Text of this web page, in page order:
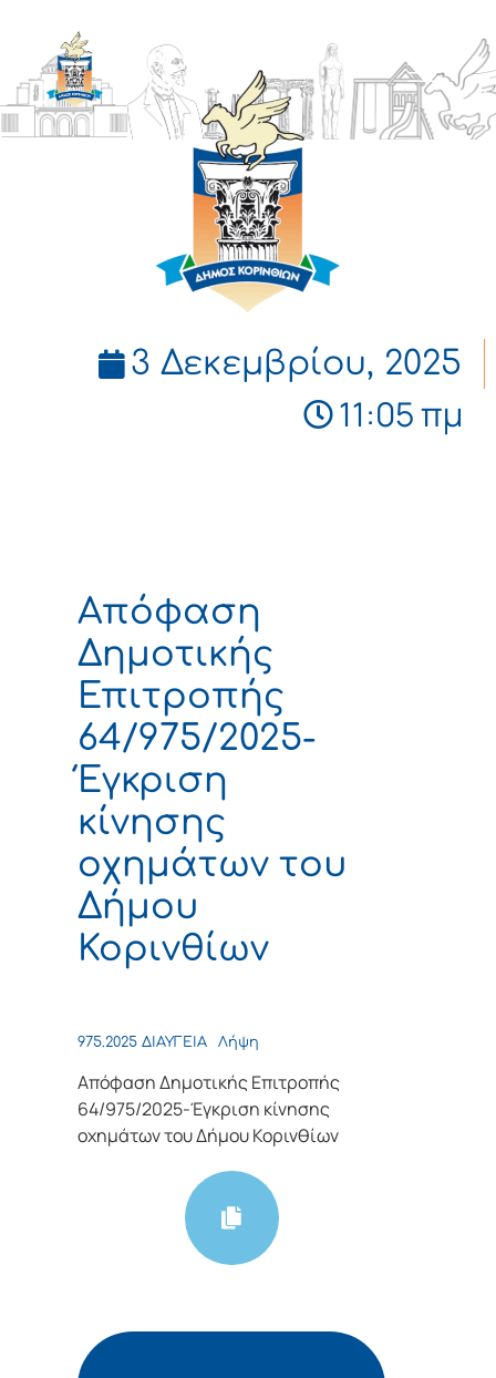
ΔΗΜΟΣ
ΚΟΡΙΝΘΙΩΝ
3 Δεκεμβρίου, 2025
11:05 πμ
Απόφαση
Δημοτικής
Επιτροπής
64/975/2025-
Έγκριση
κίνησης
οχημάτων του
Δήμου
Κορινθίων
975.2025 ΔΙΑΥΓΕΙΑ Λήψη
Απόφαση Δημοτικής Επιτροπής
64/975/2025-Έγκριση κίνησης
οχημάτων του Δήμου Κορινθίων